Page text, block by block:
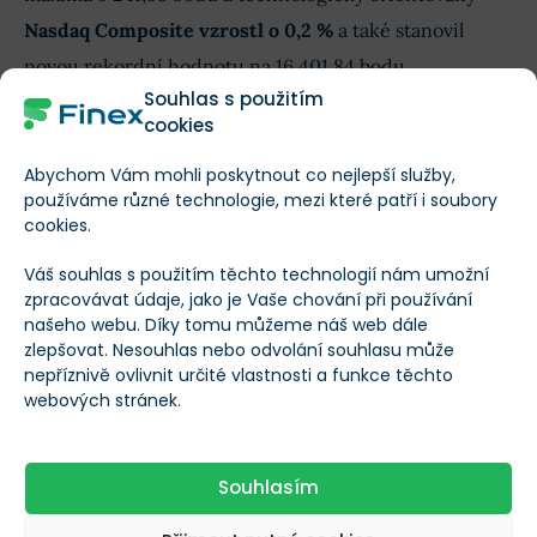
Souhlas s použitím
cookies
Abychom Vám mohli poskytnout co nejlepší služby,
používáme různé technologie, mezi které patří i soubory
cookies.
Váš souhlas s použitím těchto technologií nám umožní
zpracovávat údaje, jako je Vaše chování při používání
našeho webu. Díky tomu můžeme náš web dále
zlepšovat. Nesouhlas nebo odvolání souhlasu může
nepříznivě ovlivnit určité vlastnosti a funkce těchto
webových stránek.
Souhlasím
Nasdaq Composite vzrostl o 0,2 % a také stanovil
novou rekordní hodnotu na 16 401,84 bodu.
kontinentu
Švýcarská
úrokovou sazbua Švýcarsko se tak stalo prvním, kdo
mezi vyspělými ekonomikami uvolnil svou měnovou
politiku.
Evropské i asijské akcie také v návaznosti na
trzích rozšířila v celosvětovém měřítku.